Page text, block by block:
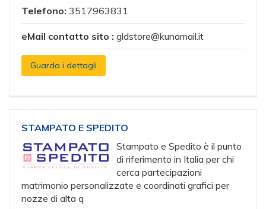
Telefono: 3517963831
eMail contatto sito : gldstore@kunamail.it
Guarda i dettagli
STAMPATO E SPEDITO
Stampato e Spedito è il punto
di riferimento in Italia per chi
cerca partecipazioni
matrimonio personalizzate e coordinati grafici per
nozze di alta q